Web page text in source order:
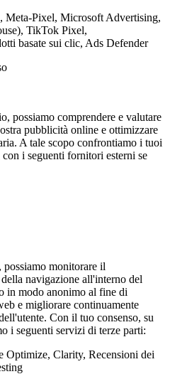
Meta-Pixel, Microsoft Advertising,
TikTok Pixel,
basate sui clic, Ads Defender
possiamo comprendere e valutare
pubblicità online e ottimizzare
A tale scopo confrontiamo i tuoi
i seguenti fornitori esterni se
monitorare il
navigazione all'interno del
in modo anonimo al fine di
e migliorare continuamente
Con il tuo consenso, su
i seguenti servizi di terze parti:
Optimize, Clarity, Recensioni dei